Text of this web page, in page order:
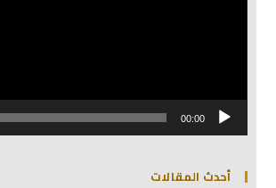
00:00
أحدث المقالات